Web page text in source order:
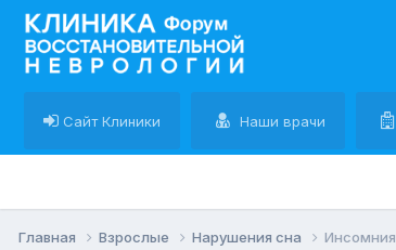
Сайт Клиники Наши врачи
Главная Взрослые Нарушения сна Инсомния